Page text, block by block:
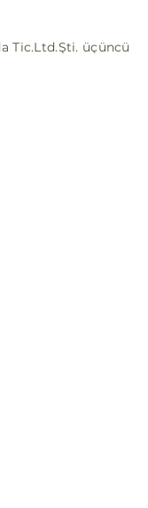
Tic.Ltd.Şti. üçüncü